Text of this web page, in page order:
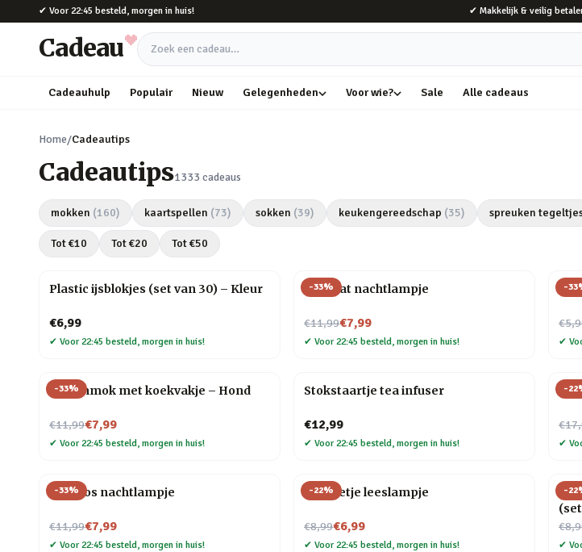
Naar hoofdinhoud
✔ Voor 22:45 besteld, morgen in huis! ✔ Makkelijk & veilig
Cadeau Zoek een cadeau
Cadeauhulp Populair Nieuw Gelegenheden Voor wie? Sale Alle cadeaus
Home/Cadeautips
Cadeautips1333 cadeaus
mokken (160) kaartspellen (73) sokken (39) keukengereedschap (35) spreuken
Tot €10 Tot €20 Tot €50
Plastic ijsblokjes (set van 30) – Kleur
€6,99
✔ Voor 22:45 besteld, morgen in huis!
-33%
Mini kat nachtlampje
€11,99
Nu voor€7,99
✔ Voor 22:45 besteld, morgen in huis!
-33
Nu
✔
-33%
Dierenmok met koekvakje – Hond
€11,99
Nu voor€7,99
✔ Voor 22:45 besteld, morgen in huis!
Stokstaartje tea infuser
€12,99
✔ Voor 22:45 besteld, morgen in huis!
-22
Nu
✔
-33%
Mini vos nachtlampje
€11,99
Nu voor€7,99
✔ Voor 22:45 besteld, morgen in huis!
-22%
Mannetje leeslampje
€8,99
Nu voor€6,99
✔ Voor 22:45 besteld, morgen in huis!
-22
Nu
✔